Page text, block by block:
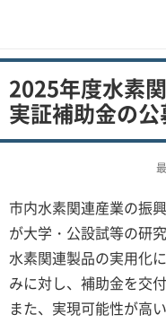
2025年度水素
実証補助金の公
市内水素関連産業の振
が大学・公設試等の研
水素関連製品の実用化
みに対し、補助金を交付
また、実現可能性が高